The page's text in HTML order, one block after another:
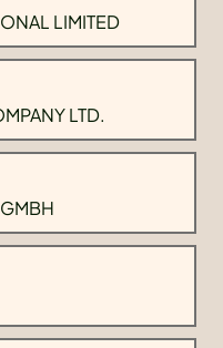
LIMITED
LTD.